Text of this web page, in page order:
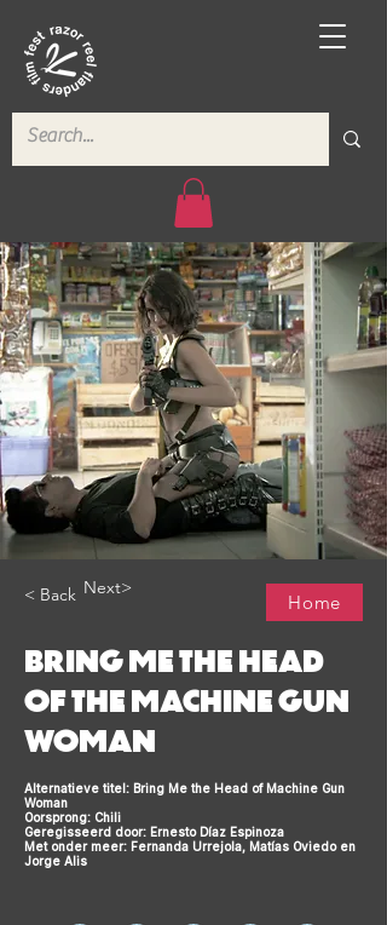
< Back Next>
Home
BRING ME THE HEAD
OF THE MACHINE GUN
WOMAN
Alternatieve titel: Bring Me the Head of Machine Gun
Woman
Oorsprong: Chili
Geregisseerd door: Ernesto Díaz Espinoza
Met onder meer: Fernanda Urrejola, Matías Oviedo en
Jorge Alis